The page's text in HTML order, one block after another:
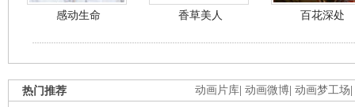
感动生命 香草美人 百花深处
动画片库 动画微博 动画梦工场
热门推荐